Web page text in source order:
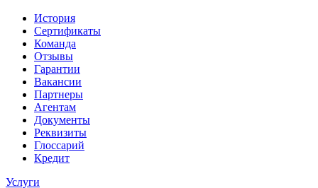
История
Сертификаты
Команда
Отзывы
Гарантии
Вакансии
Партнеры
Агентам
Документы
Реквизиты
Глоссарий
Кредит
Услуги